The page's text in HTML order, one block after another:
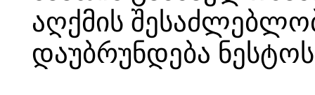
აღქმის
დაუბრუნდება